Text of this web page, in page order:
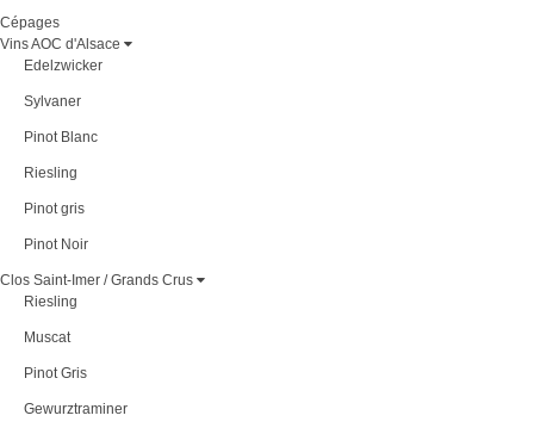
Cépages
Vins AOC d'Alsace
Edelzwicker
Sylvaner
Pinot Blanc
Riesling
Pinot gris
Pinot Noir
Clos Saint-Imer / Grands Crus
Riesling
Muscat
Pinot Gris
Gewurztraminer